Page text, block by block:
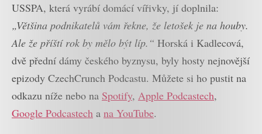
USSPA, která vyrábí domácí vířivky, jí doplnila:
„Většina podnikatelů vám řekne, že letošek je na houby.
Ale že příští rok by mělo být líp.“ Horská i Kadlecová,
dvě přední dámy českého byznysu, byly hosty nejnovější
epizody CzechCrunch Podcastu. Můžete si ho pustit na
odkazu níže nebo na Spotify, Apple Podcastech,
Google Podcastech a na YouTube.